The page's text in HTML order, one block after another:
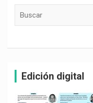
Edición digital